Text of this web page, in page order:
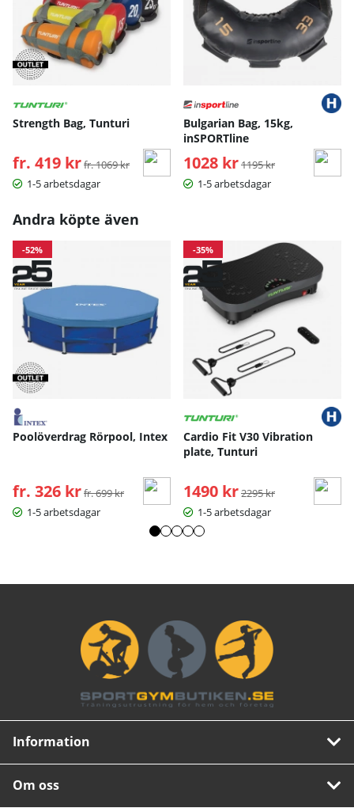
Strength Bag, Tunturi
fr. 419 kr Ordinarie pris:
fr. 1069 kr
1-5 arbetsdagar
Bulgarian Bag, 15kg,
inSPORTline
1028 kr Ordinarie pris:
1195 kr
1-5 arbetsdagar
Andra köpte även
-52%
Poolöverdrag Rörpool, Intex
fr. 326 kr Ordinarie pris:
fr. 699 kr
1-5 arbetsdagar
-35%
Cardio Fit V30 Vibration
plate, Tunturi
1490 kr Ordinarie pris:
2295 kr
1-5 arbetsdagar
Information
Om oss